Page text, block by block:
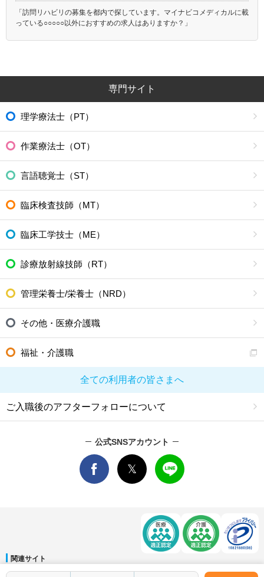
「訪問リハビリの募集を都内で探しています。マイナビコメディカルに載
っている○○○○○以外におすすめの求人はありますか？」
専門サイト
理学療法士（PT）
作業療法士（OT）
言語聴覚士（ST）
臨床検査技師（MT）
臨床工学技士（ME）
診療放射線技師（RT）
管理栄養士/栄養士（NRD）
その他・医療介護職
福祉・介護職
全ての利用者の皆さまへ
ご入職後のアフターフォローについて
公式SNSアカウント
関連サイト
マイナビDOCTOR│マイナビ看護師│マイナビ薬剤師│マイナビ保育士